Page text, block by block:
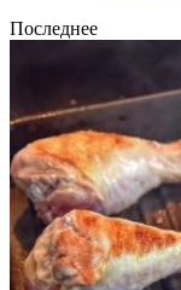
Последнее